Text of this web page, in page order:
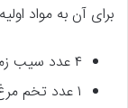
برای آن به مواد
۴ عدد سیب زمینی متوسط
۱ عدد تخم مرغ